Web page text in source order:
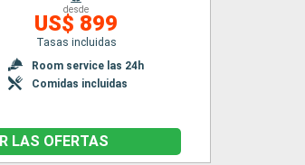
desde
US$ 899
Tasas incluidas
Room service las 24h
Comidas incluidas
LAS OFERTAS